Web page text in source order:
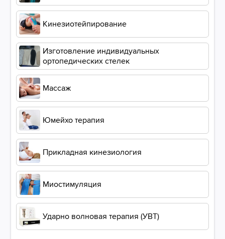
Кинезиотейпирование
Изготовление индивидуальных
ортопедических стелек
Массаж
Юмейхо терапия
Прикладная кинезиология
Миостимуляция
Ударно волновая терапия (УВТ)